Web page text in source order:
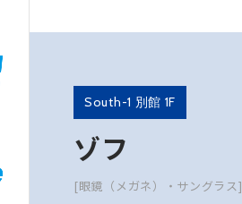
South-1 別館 1F
ゾフ
[眼鏡（メガネ）・サングラス]